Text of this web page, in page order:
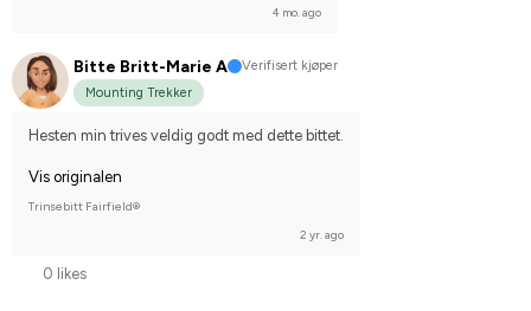
4 mo. ago
Bitte Britt-Marie A
Verifisert kjøper
Mounting Trekker
Hesten min trives veldig godt med dette bittet.
Vis originalen
Trinsebitt Fairfield®
2 yr. ago
0 likes